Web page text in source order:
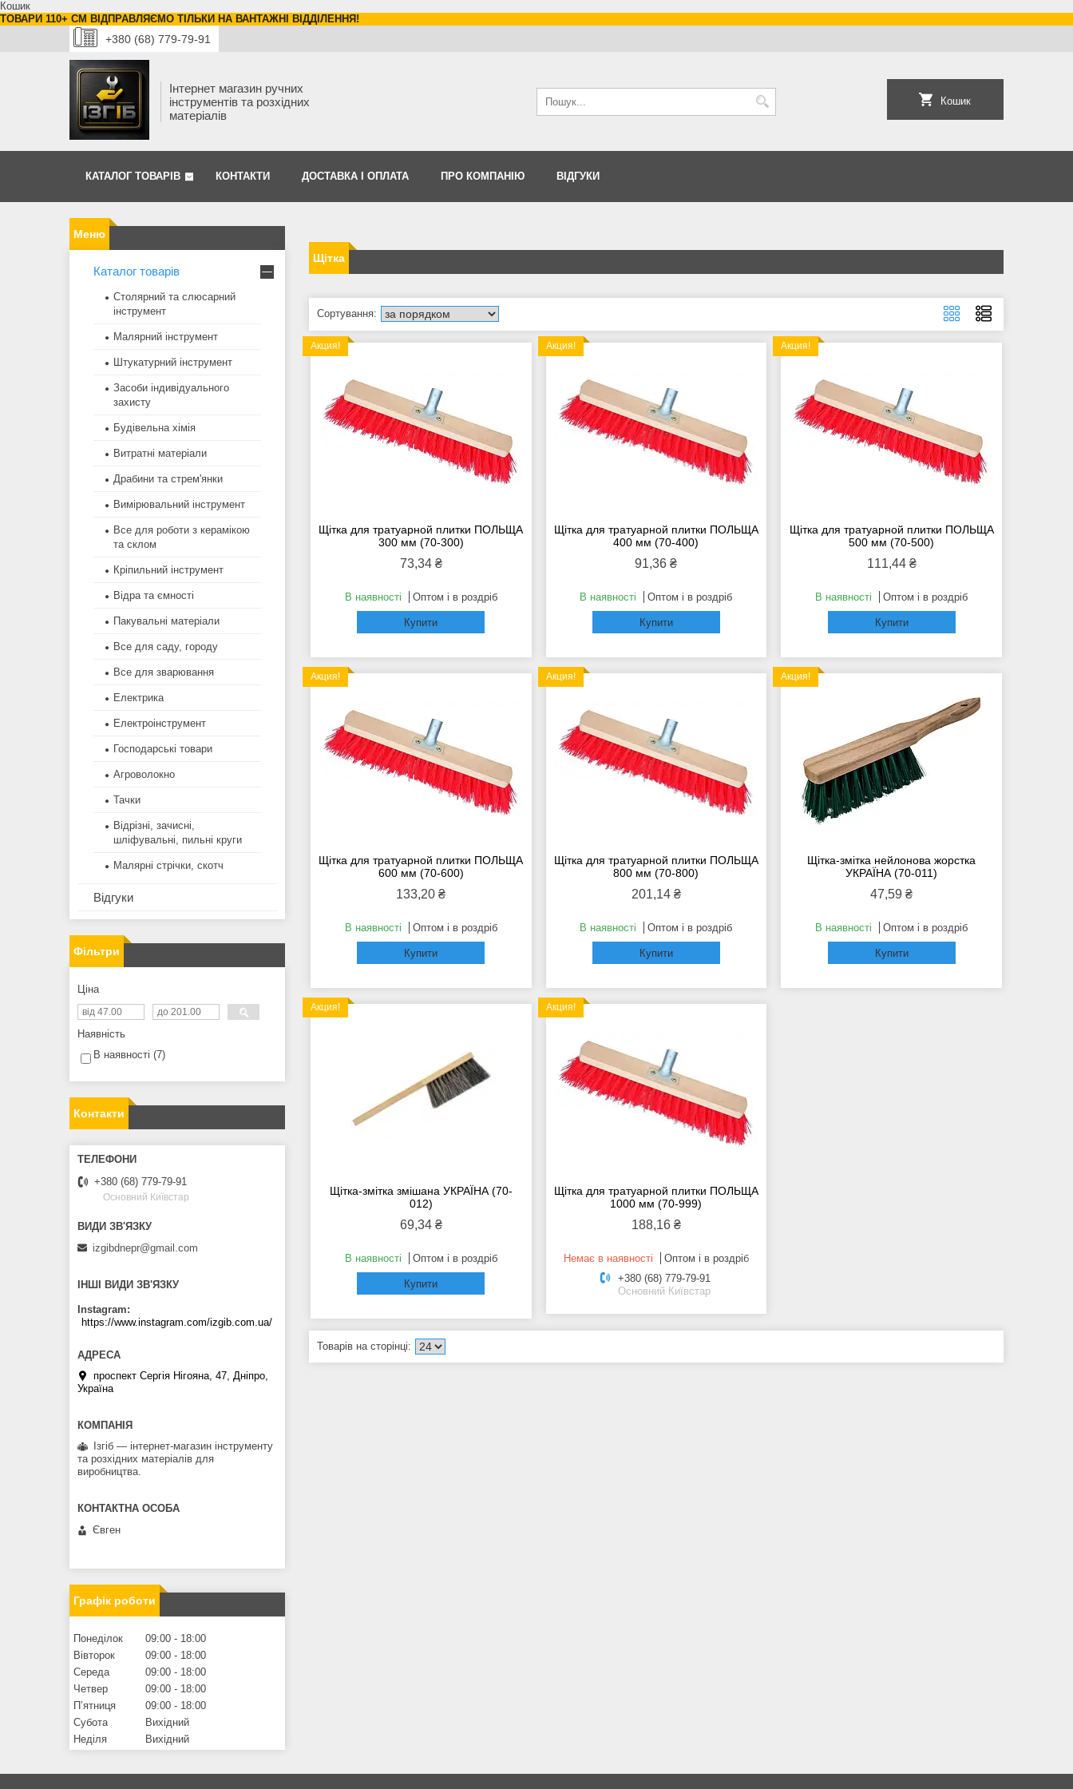
Кошик
ТОВАРИ 110+ СМ ВІДПРАВЛЯЄМО ТІЛЬКИ НА ВАНТАЖНІ ВІДДІЛЕННЯ!
+380 (68) 779-79-91
Інтернет магазин ручних
інструментів та розхідних
матеріалів
Кошик
КАТАЛОГ ТОВАРІВ КОНТАКТИ ДОСТАВКА І ОПЛАТА ПРО КОМПАНІЮ ВІДГУКИ
Щітка
Акция!
Щітка для тратуарной плитки ПОЛЬЩА
300 мм (70-300)
73,34 ₴
В наявності Оптом і в роздріб
Купити
Акция!
Щітка для тратуарной плитки ПОЛЬЩА
400 мм (70-400)
91,36 ₴
В наявності Оптом і в роздріб
Купити
Акция!
Щітка для тратуарной плитки ПОЛЬЩА
500 мм (70-500)
111,44 ₴
В наявності Оптом і в роздріб
Купити
Акция!
Щітка для тратуарной плитки ПОЛЬЩА
600 мм (70-600)
133,20 ₴
В наявності Оптом і в роздріб
Купити
Акция!
Щітка для тратуарной плитки ПОЛЬЩА
800 мм (70-800)
201,14 ₴
В наявності Оптом і в роздріб
Купити
Акция!
Щітка-змітка нейлонова жорстка
УКРАЇНА (70-011)
47,59 ₴
В наявності Оптом і в роздріб
Купити
Акция!
Щітка-змітка змішана УКРАЇНА (70-
012)
69,34 ₴
В наявності Оптом і в роздріб
Купити
Акция!
Щітка для тратуарной плитки ПОЛЬЩА
1000 мм (70-999)
188,16 ₴
Немає в наявності
Оптом і в роздріб
+380 (68) 779-79-91
Основний Київстар
Каталог товарів
Столярний та слюсарний
інструмент
Малярний інструмент
Штукатурний інструмент
Засоби індивідуального
захисту
Будівельна хімія
Витратні матеріали
Драбини та стрем'янки
Вимірювальний інструмент
Все для роботи з керамікою
та склом
Кріпильний інструмент
Відра та ємності
Пакувальні матеріали
Все для саду, городу
Все для зварювання
Електрика
Електроінструмент
Господарські товари
Агроволокно
Тачки
Відрізні, зачисні,
шліфувальні, пильні круги
Малярні стрічки, скотч
Відгуки
Фільтри
Ціна
Наявність
В наявності 7
Контакти
+380 (68) 779-79-91
Основний Київстар
izgibdnepr@gmail.com
ІНШІ ВИДИ ЗВ'ЯЗКУ
Instagram
https://www.instagram.com/izgib.com.ua/
проспект Сергія Нігояна, 47, Дніпро,
Україна
Ізгіб — інтернет-магазин інструменту
та розхідних матеріалів для
виробництва.
Євген
Графік роботи
Понеділок 09:00
18:00
Вівторок
09:00
18:00
Середа
09:00
18:00
Четвер
09:00
18:00
Пʼятниця
09:00
18:00
Субота
Вихідний
Неділя
Вихідний